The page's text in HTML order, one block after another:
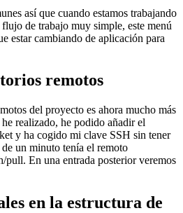
así que cuando estamos trabajando
de trabajo muy simple, este menú
estar cambiando de aplicación para
remotos
del proyecto es ahora mucho más
realizado, he podido añadir el
y ha cogido mi clave SSH sin tener
un minuto tenía el remoto
pull. En una entrada posterior veremos
en la estructura de